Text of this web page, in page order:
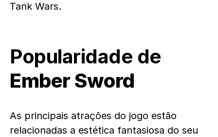
Tank Wars.
Popularidade de
Ember Sword
As principais atrações do jogo estão
relacionadas a estética fantasiosa do seu